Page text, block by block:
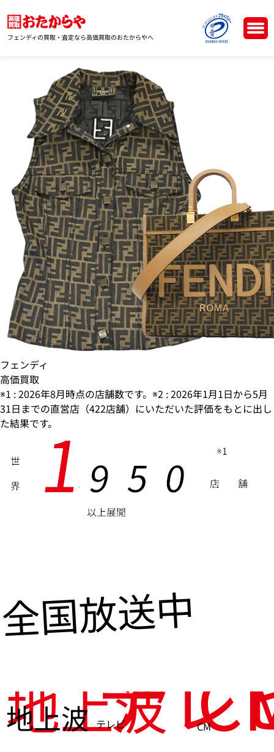
フェンディの買取・査定なら高価買取のおたからやへ
フェンディ
高価買取
※1 : 2026年8月時点の店舗数です。※2 : 2026年1月1日から5月
31日までの直営店（422店舗）にいただいた評価をもとに出し
た結果です。
以上展開
世
界 店 舗
19 5 0 ※1
全国放送中
地上波テレ
地上波 テレビ CM